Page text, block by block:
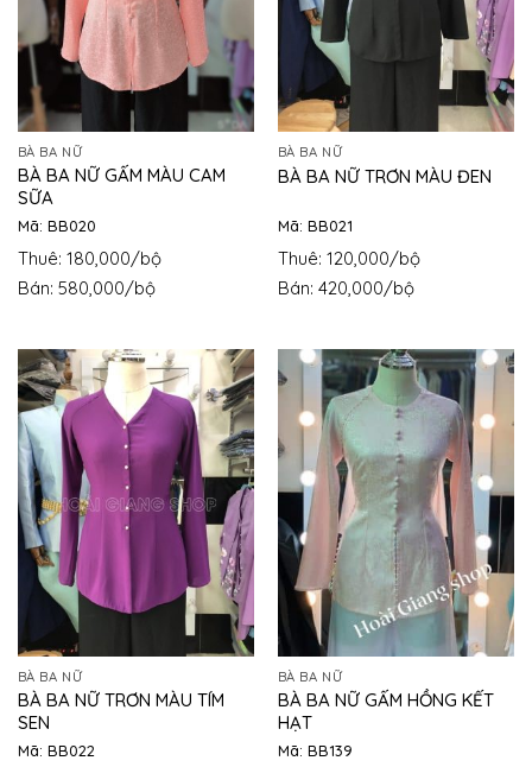
BÀ BA NỮ
BÀ BA NỮ GẤM MÀU CAM
SỮA
Mã: BB020
Thuê: 180,000/bộ
Bán: 580,000/bộ
BÀ BA NỮ
BÀ BA NỮ TRƠN MÀU ĐEN
Mã: BB021
Thuê: 120,000/bộ
Bán: 420,000/bộ
BÀ BA NỮ
BÀ BA NỮ TRƠN MÀU TÍM
SEN
Mã: BB022
BÀ BA NỮ
BÀ BA NỮ GẤM HỒNG KẾT
HẠT
Mã: BB139